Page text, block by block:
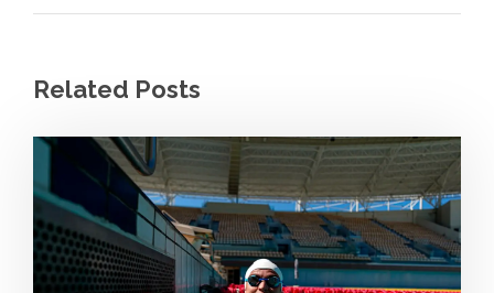
Related Posts